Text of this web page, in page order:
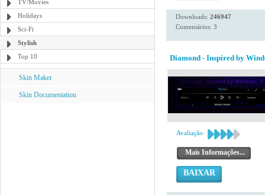
TV/Movies
Holidays
Sci-Fi
Stylish
Top 10
Skin Maker
Skin Documentation
Downloads: 246947
Comentários: 3
Diamond - Inspired by
Avaliação:
Mais Informações...
BAIXAR